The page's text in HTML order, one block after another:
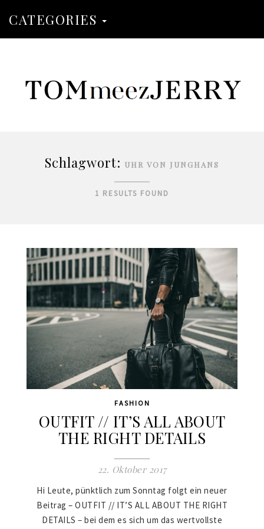
CATEGORIES
Schlagwort: UHR VON JUNGHANS
1 RESULTS FOUND
FASHION
OUTFIT // IT’S ALL ABOUT
THE RIGHT DETAILS
22. Oktober 2017
Hi Leute, pünktlich zum Sonntag folgt ein neuer
Beitrag – OUTFIT // IT’S ALL ABOUT THE RIGHT
DETAILS – bei dem es sich um das wertvollste